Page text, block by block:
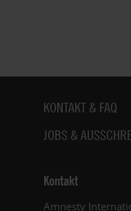
Fußbereich
KONTAKT & FAQ
JOBS &
Kontakt
Amnesty